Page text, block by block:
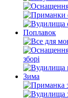
Поплавок
зборі
Зима